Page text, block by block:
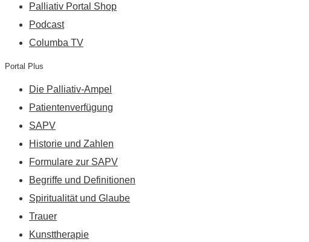
Palliativ Portal Shop
Podcast
Columba TV
Portal Plus
Die Palliativ-Ampel
Patientenverfügung
SAPV
Historie und Zahlen
Formulare zur SAPV
Begriffe und Definitionen
Spiritualität und Glaube
Trauer
Kunsttherapie